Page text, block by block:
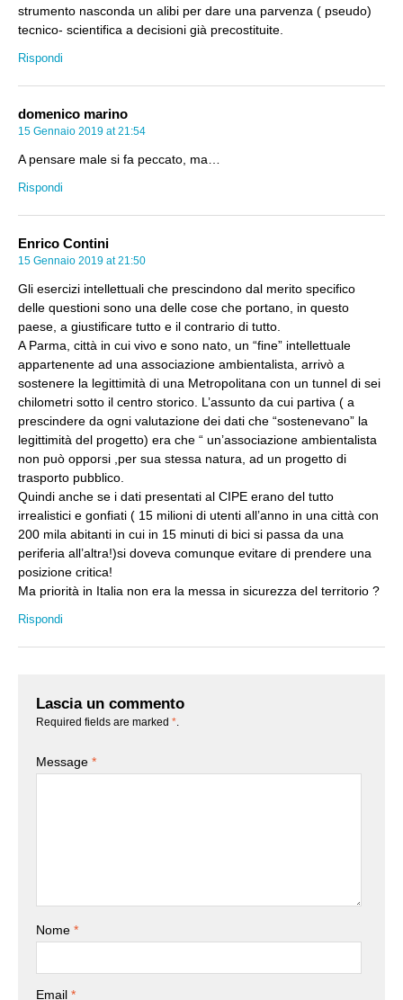
strumento nasconda un alibi per dare una parvenza ( pseudo)
tecnico- scientifica a decisioni già precostituite.
Rispondi
domenico marino
15 Gennaio 2019 at 21:54
A pensare male si fa peccato, ma…
Rispondi
Enrico Contini
15 Gennaio 2019 at 21:50
Gli esercizi intellettuali che prescindono dal merito specifico
delle questioni sono una delle cose che portano, in questo
paese, a giustificare tutto e il contrario di tutto.
A Parma, città in cui vivo e sono nato, un “fine” intellettuale
appartenente ad una associazione ambientalista, arrivò a
sostenere la legittimità di una Metropolitana con un tunnel di sei
chilometri sotto il centro storico. L’assunto da cui partiva ( a
prescindere da ogni valutazione dei dati che “sostenevano” la
legittimità del progetto) era che “ un’associazione ambientalista
non può opporsi ,per sua stessa natura, ad un progetto di
trasporto pubblico.
Quindi anche se i dati presentati al CIPE erano del tutto
irrealistici e gonfiati ( 15 milioni di utenti all’anno in una città con
200 mila abitanti in cui in 15 minuti di bici si passa da una
periferia all’altra!)si doveva comunque evitare di prendere una
posizione critica!
Ma priorità in Italia non era la messa in sicurezza del territorio ?
Rispondi
Lascia un commento
Required fields are marked *
Message *
Nome *
Email *